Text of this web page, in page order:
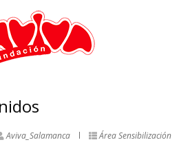
Aviva_Salamanca
Área Sensibilización